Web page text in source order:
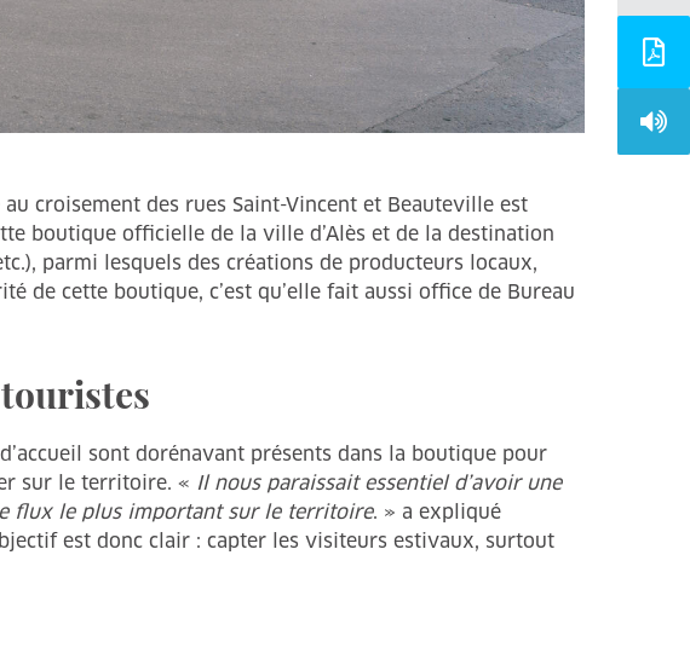
croisement des rues Saint-Vincent et Beauteville est
boutique officielle de la ville d’Alès et de la destination
parmi lesquels des créations de producteurs locaux,
de cette boutique, c’est qu’elle fait aussi office de Bureau
sont dorénavant présents dans la boutique pour
sur le territoire. « Il nous paraissait essentiel d’avoir une
flux le plus important sur le territoire. » a expliqué
est donc clair : capter les visiteurs estivaux, surtout